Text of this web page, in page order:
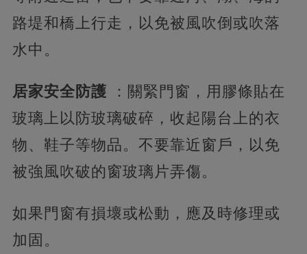
路堤和橋上行走，以免被風吹倒或吹落
水中。
居家安全防護 ：關緊門窗，用膠條貼在
玻璃上以防玻璃破碎，收起陽台上的衣
物、鞋子等物品。不要靠近窗戶，以免
被強風吹破的窗玻璃片弄傷。
如果門窗有損壞或松動，應及時修理或
加固。